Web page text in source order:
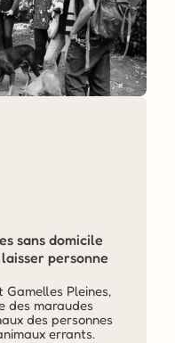
sans domicile
personne
Gamelles Pleines,
des maraudes
des personnes
errants.